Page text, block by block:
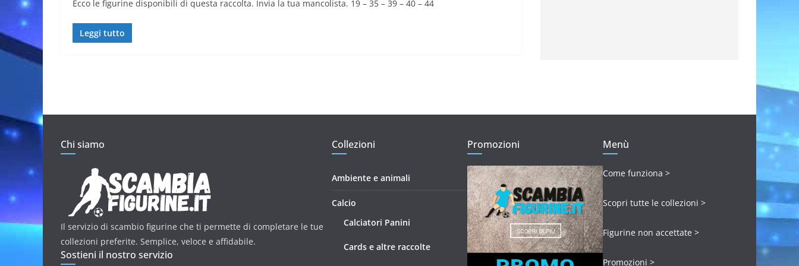
Ecco le figurine disponibili di questa raccolta. Invia la tua mancolista. 19 – 35 – 39 – 40 – 44
Leggi tutto
Chi siamo
Il servizio di scambio figurine che ti permette di completare le tue
collezioni preferite. Semplice, veloce e affidabile.
Sostieni il nostro servizio
Collezioni
Ambiente e animali
Calcio
Calciatori Panini
Cards e altre raccolte
Promozioni Menù
Come funziona >
Scopri tutte le collezioni >
Figurine non accettate >
Promozioni >